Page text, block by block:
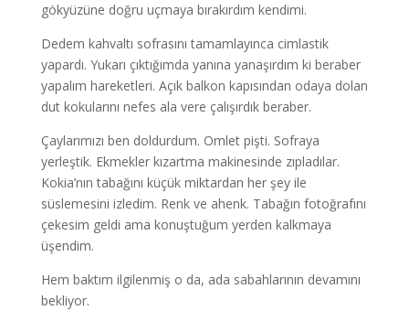
gökyüzüne doğru uçmaya bırakırdım kendimi.
Dedem kahvaltı sofrasını tamamlayınca cimlastik
yapardı. Yukarı çıktığımda yanına yanaşırdım ki beraber
yapalım hareketleri. Açık balkon kapısından odaya dolan
dut kokularını nefes ala vere çalışırdık beraber.
Çaylarımızı ben doldurdum. Omlet pişti. Sofraya
yerleştik. Ekmekler kızartma makinesinde zıpladılar.
Kokia’nın tabağını küçük miktardan her şey ile
süslemesini izledim. Renk ve ahenk. Tabağın fotoğrafını
çekesim geldi ama konuştuğum yerden kalkmaya
üşendim.
Hem baktım ilgilenmiş o da, ada sabahlarının devamını
bekliyor.